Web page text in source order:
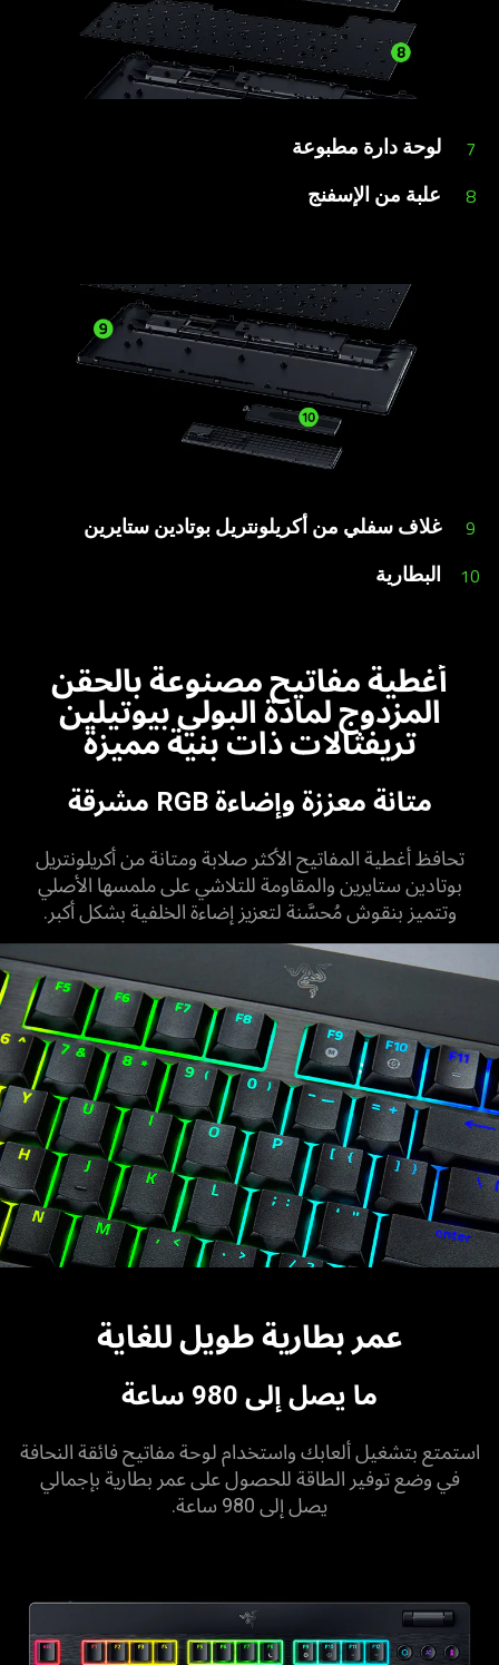
7 لوحة دارة مطبوعة
8 علبة من الإسفنج
9 غلاف سفلي من أكريلونتريل بوتادين ستايرين
10 البطارية
أغطية مفاتيح مصنوعة بالحقن
المزدوج لمادة البولي بيوتيلين
تريفثالات ذات بنية مميزة
متانة معززة وإضاءة RGB مشرقة
تحافظ أغطية المفاتيح الأكثر صلابة ومتانة من أكريلونتريل
بوتادين ستايرين والمقاومة للتلاشي على ملمسها الأصلي
وتتميز بنقوش مُحسَّنة لتعزيز إضاءة الخلفية بشكل أكبر.
عمر بطارية طويل للغاية
ما يصل إلى 980 ساعة
استمتع بتشغيل ألعابك واستخدام لوحة مفاتيح فائقة النحافة
في وضع توفير الطاقة للحصول على عمر بطارية بإجمالي
يصل إلى 980 ساعة.